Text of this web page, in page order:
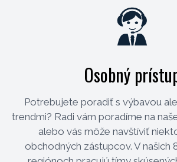
Osobný
Potrebujete poradiť s výbavou
trendmi? Radi vám poradíme na
alebo vás môže navštíviť
obchodných zástupcov. V našich